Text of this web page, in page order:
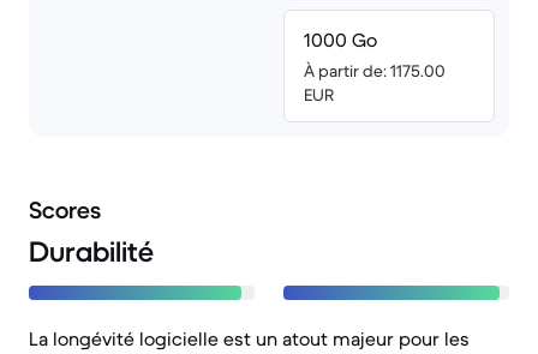
1000 Go
À partir de: 1175.00
EUR
Scores
Durabilité
La longévité logicielle est un atout majeur pour les